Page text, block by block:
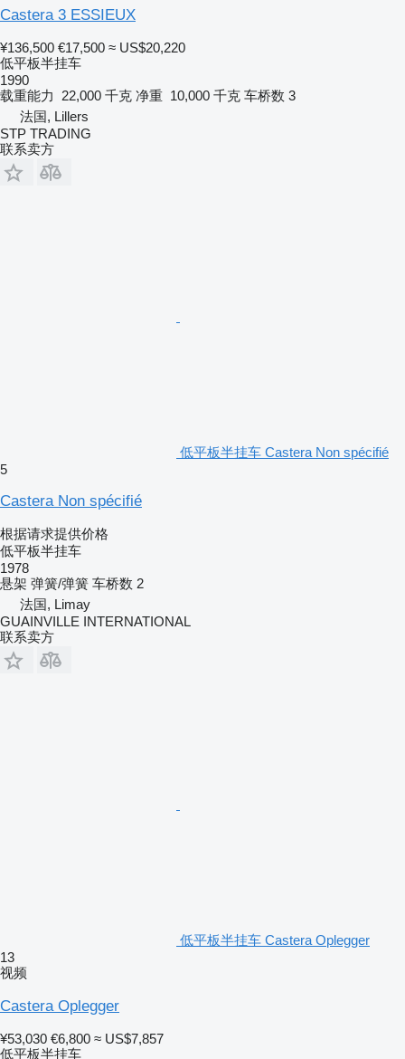
Castera 3 ESSIEUX
¥136,500 €17,500 ≈ US$20,220
低平板半挂车
1990
载重能力
22,000 千克 净重 10,000 千克 车桥数 3
法国, Lillers
STP TRADING
联系卖方
低平板半挂车 Castera Non spécifié
5
Castera Non spécifié
根据请求提供价格
低平板半挂车
1978
悬架 弹簧/弹簧 车桥数 2
法国, Limay
GUAINVILLE INTERNATIONAL
联系卖方
低平板半挂车 Castera Oplegger
13
视频
Castera Oplegger
¥53,030 €6,800 ≈ US$7,857
低平板半挂车